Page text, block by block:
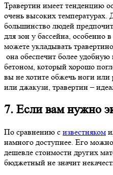
Травертин имеет тенденцию
очень высоких
большинство людей
для зон у бассейна, особенно
можете укладывать
она обеспечит более
бетоном, который хорошо
вы не хотите обжечь ноги или
или джакузи, травертин –
7. Если вам нужно
По сравнению с известняком
намного доступнее. Его
дешевле стоимости других
бюджетный не значит